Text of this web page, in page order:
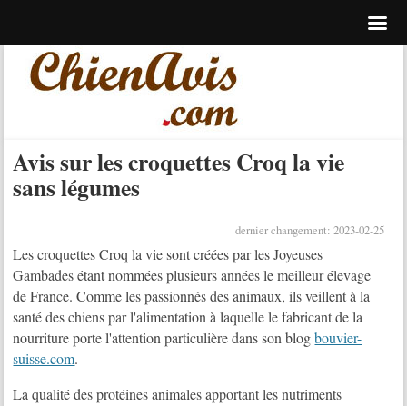
Avis sur les croquettes Croq la vie
sans légumes
dernier changement: 2023-02-25
Les croquettes Croq la vie sont créées par les Joyeuses
Gambades étant nommées plusieurs années le meilleur élevage
de France. Comme les passionnés des animaux, ils veillent à la
santé des chiens par l'alimentation à laquelle le fabricant de la
nourriture porte l'attention particulière dans son blogbouvier-
suisse.com.
La qualité des protéines animales apportant les nutriments